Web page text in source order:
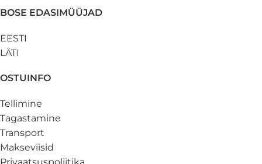
BOSE EDASIMÜÜJAD
EESTI
LÄTI
OSTUINFO
Tellimine
Tagastamine
Transport
Makseviisid